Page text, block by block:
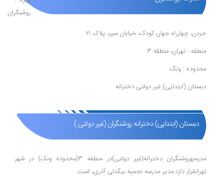
جردن، چهارراه جهان کودک، خیابان سپر، پلاک ۲۱
منطقه : تهران، منطقه 3
محدوده : ونک
دبستان (ابتدایی) غیر دولتی دخترانه
دبستان (ابتدایی) دخترانه روشنگران (غیر دولتی )
مدرسهروشنگران دخترانه(غیر دولتی)در منطقه 3(محدوده ونک) در شهر
تهرانقرار دارد.مدیر مدرسه نجمیه بیگدلی آذری، است.